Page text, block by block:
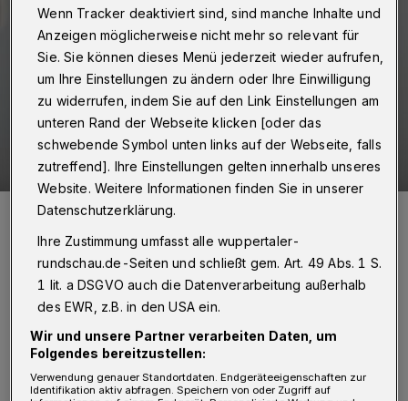
Für viele nicht verständlich.
Von Jörn Koldehoff
Wenn Tracker deaktiviert sind, sind manche Inhalte und
Anzeigen möglicherweise nicht mehr so relevant für
Sie. Sie können dieses Menü jederzeit wieder aufrufen,
um Ihre Einstellungen zu ändern oder Ihre Einwilligung
zu widerrufen, indem Sie auf den Link Einstellungen am
unteren Rand der Webseite klicken [oder das
schwebende Symbol unten links auf der Webseite, falls
zutreffend]. Ihre Einstellungen gelten innerhalb unseres
Website. Weitere Informationen finden Sie in unserer
Datenschutzerklärung.
Ihre Zustimmung umfasst alle wuppertaler-
rundschau.de-Seiten und schließt gem. Art. 49 Abs. 1 S.
1 lit. a DSGVO auch die Datenverarbeitung außerhalb
des EWR, z.B. in den USA ein.
Wir und unsere Partner verarbeiten Daten, um
Folgendes bereitzustellen:
Verwendung genauer Standortdaten. Endgeräteeigenschaften zur
Identifikation aktiv abfragen. Speichern von oder Zugriff auf